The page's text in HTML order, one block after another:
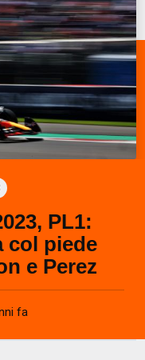
PL1:
col piede
e Perez
fa